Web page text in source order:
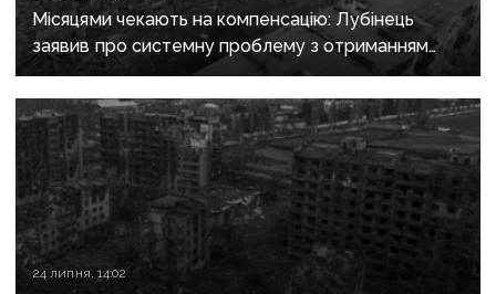
Місяцями чекають на компенсацію: Лубінець
заявив про системну проблему з отриманням
сертифікатів за зруйноване житло
24 липня, 14:02